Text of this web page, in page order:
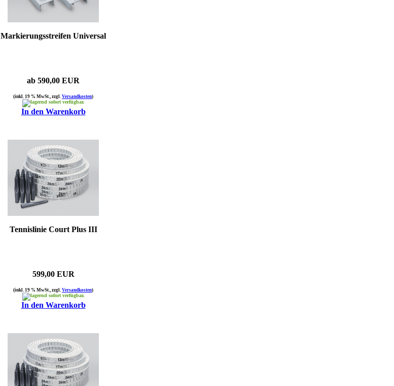
Markierungsstreifen Universal
ab 590,00 EUR
(inkl. 19 % MwSt., zzgl. Versandkosten)
sofort verfügbar.
In den Warenkorb
Tennislinie Court Plus III
599,00 EUR
(inkl. 19 % MwSt., zzgl. Versandkosten)
sofort verfügbar.
In den Warenkorb